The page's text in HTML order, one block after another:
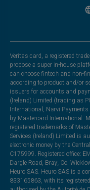
Veritas card, a registered
propose a super in-house
can choose fintech and non-
according to product and/or
issuers for accounts and
(Ireland) Limited (trading as
International, Narvi
by Mastercard International.
registered trademarks of
Services (Ireland) Limited is
electronic money by the
C175999. Registered office:
Dargle Road, Bray, Co.
Heuro SAS. Heuro SAS is a
833165863, with its